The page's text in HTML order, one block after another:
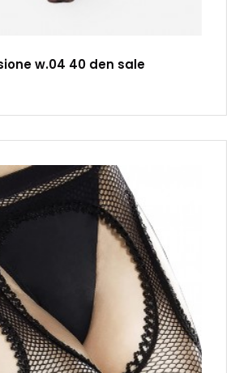
w.04 40 den sale